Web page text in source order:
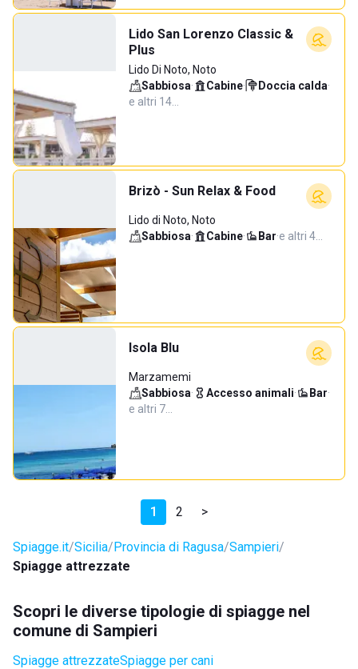
Lido San Lorenzo Classic &
Plus
Lido Di Noto, Noto
Sabbiosa· Cabine· Doccia calda·
e altri 14…
Brizò - Sun Relax & Food
Lido di Noto, Noto
Sabbiosa· Cabine· Bar·e altri 4…
Isola Blu
Marzamemi
Sabbiosa· Accesso animali· Bar·
e altri 7…
1 2 >
Spiagge.it Sicilia Provincia di Ragusa Sampieri
Spiagge attrezzate
Scopri le diverse tipologie di spiagge nel
comune di Sampieri
Spiagge attrezzateSpiagge per cani